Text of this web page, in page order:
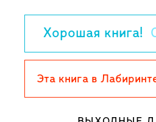
событиями,
дома, в магазине и
Новосибирске и Ялте,
Центавра.
Хорошая книга!
Эта книга в